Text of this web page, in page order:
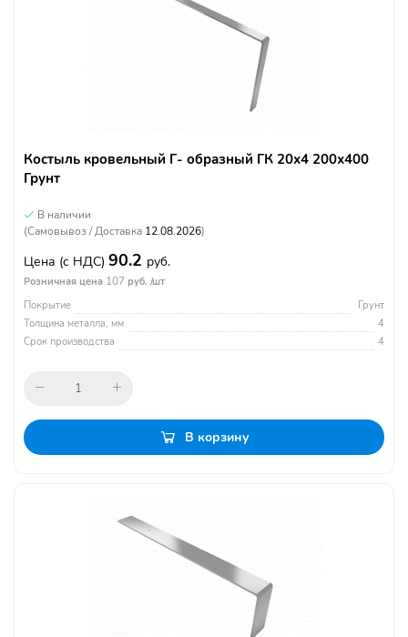
Костыль кровельный Г- образный ГК 20х4 200х400
Грунт
В наличии
(Самовывоз / Доставка 12.08.2026)
Цена (с НДС) 90.2 руб.
Розничная цена 107 руб. /шт
Покрытие
Грунт
Толщина металла, мм
4
Срок производства
4
В корзину